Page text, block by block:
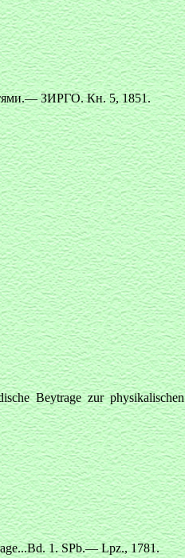
ЗИРГО. Кн. 5, 1851.
Beytrage zur
1. SPb.— Lpz., 1781.